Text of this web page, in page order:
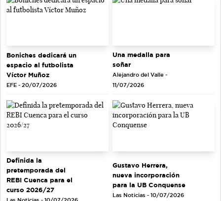
Boniches dedicará un
espacio al futbolista
Víctor Muñoz
EFE - 20/07/2026
Una medalla para
soñar
Alejandro del Valle -
11/07/2026
Definida la
pretemporada del
REBI Cuenca para el
curso 2026/27
Gustavo Herrera,
nueva incorporación
para la UB Conquense
Las Noticias - 10/07/2026